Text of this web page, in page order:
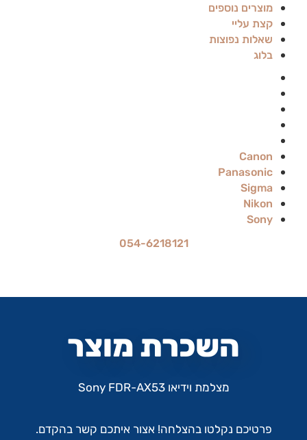
מוצרים נוספים
קצת עליי
שאלות נפוצות
בלוג
Canon
Panasonic
Sigma
Nikon
Sony
054-6218121
השכרת מוצר
מצלמת וידיאו Sony FDR-AX53
פרטיכם נקלטו בהצלחה! אצור איתכם קשר בהקדם.